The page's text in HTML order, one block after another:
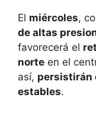
El miércoles,
de altas
favorecerá el
norte en el
así, persistirán
estables.